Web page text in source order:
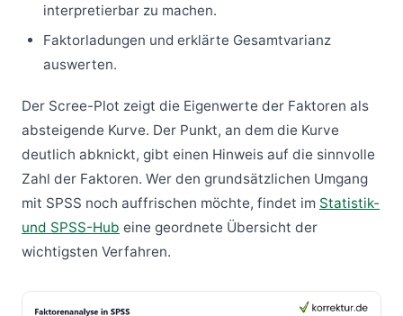
interpretierbar zu machen.
Faktorladungen und erklärte Gesamtvarianz
auswerten.
Der Scree-Plot zeigt die Eigenwerte der Faktoren als
absteigende Kurve. Der Punkt, an dem die Kurve
deutlich abknickt, gibt einen Hinweis auf die sinnvolle
Zahl der Faktoren. Wer den grundsätzlichen Umgang
mit SPSS noch auffrischen möchte, findet im Statistik-
und SPSS-Hub eine geordnete Übersicht der
wichtigsten Verfahren.